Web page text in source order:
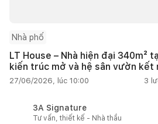
Nhà phố
LT House – Nhà hiện đại 340m²
kiến trúc mở và hệ sân vườn kết
27/06/2026, lúc 10:00 3
3A Signature
Tư vấn, thiết kế - Nhà thầu